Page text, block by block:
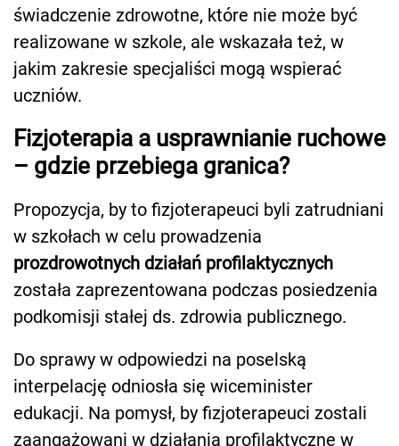
świadczenie zdrowotne, które nie może być
realizowane w szkole, ale wskazała też, w
jakim zakresie specjaliści mogą wspierać
uczniów.
Fizjoterapia a usprawnianie ruchowe
– gdzie przebiega granica?
Propozycja, by to fizjoterapeuci byli zatrudniani
w szkołach w celu prowadzenia
prozdrowotnych działań profilaktycznych
została zaprezentowana podczas posiedzenia
podkomisji stałej ds. zdrowia publicznego.
Do sprawy w odpowiedzi na poselską
interpelację odniosła się wiceminister
edukacji. Na pomysł, by fizjoterapeuci zostali
zaangażowani w działania profilaktyczne w